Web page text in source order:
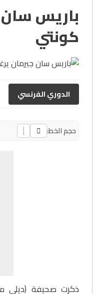
باريس
كونتي
الدوري الفرنسي
حجم الخط:
ذكرت صحيفة (ديلي